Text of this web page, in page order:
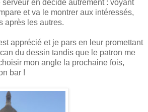
en décide autrement : voyant
et va le montrer aux intéressés,
après les autres.
apprécié et je pars en leur promettant
du dessin tandis que le patron me
mon angle la prochaine fois,
bar !